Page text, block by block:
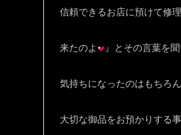
信頼できるお店に預けて修
来たのよ 』とその言葉を
気持ちになったのはもちろ
大切な御品をお預かりする